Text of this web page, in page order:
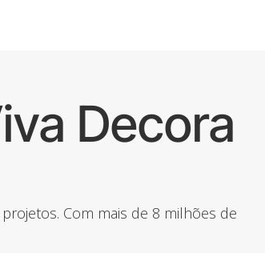
Decora
Com mais de 8 milhões de